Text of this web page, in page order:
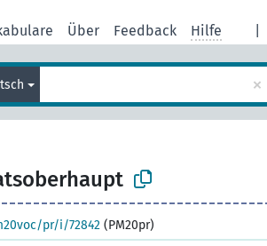
Über Feedback Hilfe
×
pr/i/72842 (PM20pr)